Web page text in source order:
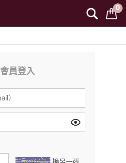
0
會員登入